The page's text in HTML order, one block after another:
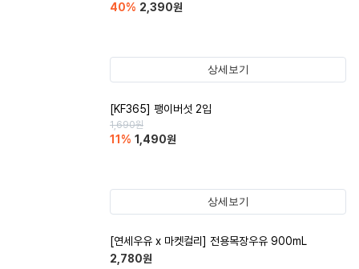
40% 2,390원
상세보기
[KF365] 팽이버섯 2입
1,690원
11 % 1,490원
상세보기
[연세우유 x 마켓컬리] 전용목장우유 900mL
2,780원